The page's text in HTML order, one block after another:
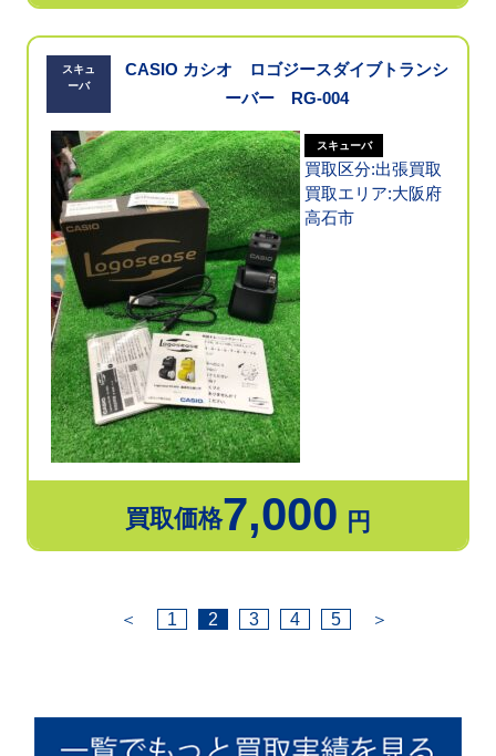
スキュ
ーバ
CASIO カシオ ロゴジースダイブトランシ
ーバー RG-004
スキューバ
買取区分:出張買取
買取エリア:大阪府
高石市
買取価格7,000 円
＜ 1 2 3 4 5 ＞